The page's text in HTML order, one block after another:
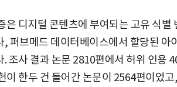
은 디지털 콘텐츠에 부여되는 고유 식
, 퍼브메드 데이터베이스에서 할당된 아
. 조사 결과 논문 2810편에서 허위 인용
이 한두 건 들어간 논문이 2564편이었